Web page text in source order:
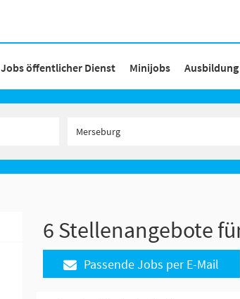
Jobs öffentlicher Dienst Minijobs Ausbildung
6 Stellenangebote
Passende Jobs per E-Mail